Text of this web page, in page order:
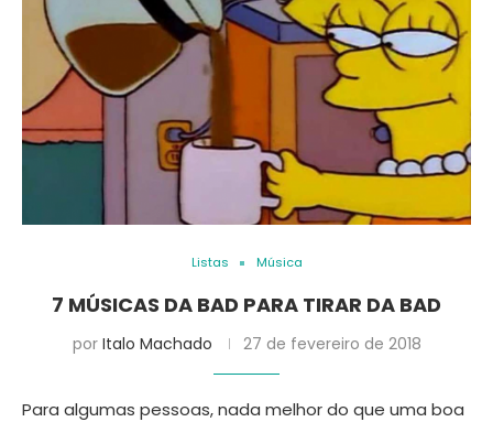
Listas Música
7 MÚSICAS DA BAD PARA TIRAR DA BAD
por Italo Machado 27 de fevereiro de 2018
Para algumas pessoas, nada melhor do que uma boa